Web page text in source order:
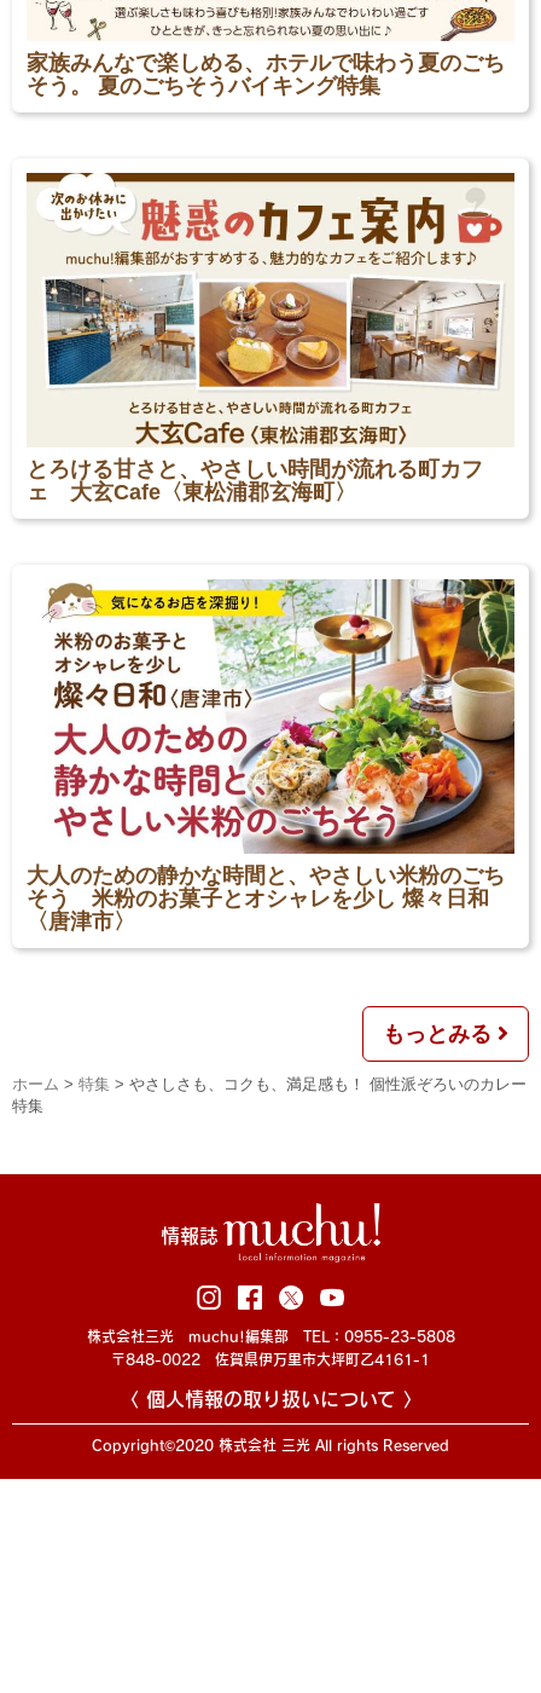
家族みんなで楽しめる、ホテルで味わう夏のごち
そう。 夏のごちそうバイキング特集
とろける甘さと、やさしい時間が流れる町カフ
ェ 大玄Cafe〈東松浦郡玄海町〉
大人のための静かな時間と、やさしい米粉のごち
そう 米粉のお菓子とオシャレを少し 燦々日和
〈唐津市〉
もっとみる
ホーム > 特集 > やさしさも、コクも、満足感も！ 個性派ぞろいのカレー
特集
情報誌
株式会社三光 muchu!編集部 TEL：0955-23-5808
〒848-0022 佐賀県伊万里市大坪町乙4161-1
〈 個人情報の取り扱いについて 〉
Copyright©2020 株式会社 三光 All rights Reserved